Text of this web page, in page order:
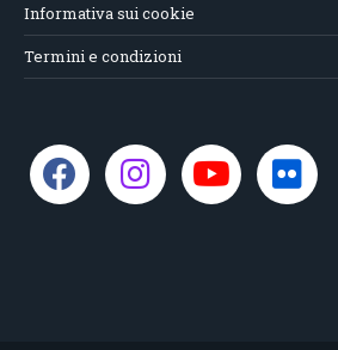
Informativa sui cookie
Termini e condizioni